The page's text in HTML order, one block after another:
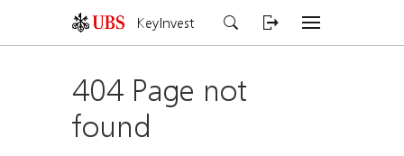
KeyInvest
404 Page not
found